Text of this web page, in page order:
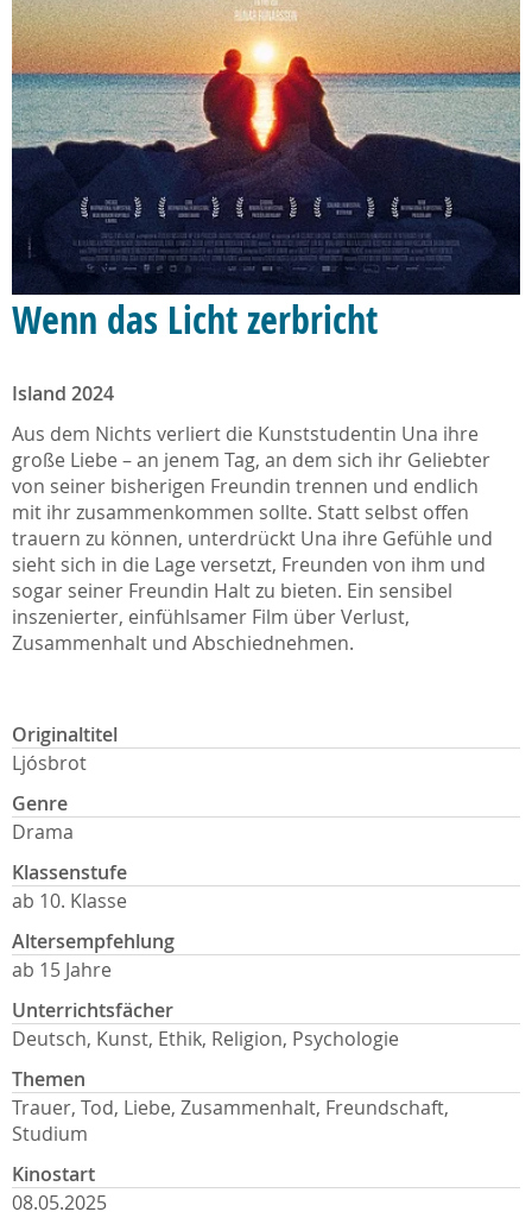
Wenn das Licht zerbricht
Island 2024
Aus dem Nichts verliert die Kunststudentin Una ihre
große Liebe – an jenem Tag, an dem sich ihr Geliebter
von seiner bisherigen Freundin trennen und endlich
mit ihr zusammenkommen sollte. Statt selbst offen
trauern zu können, unterdrückt Una ihre Gefühle und
sieht sich in die Lage versetzt, Freunden von ihm und
sogar seiner Freundin Halt zu bieten. Ein sensibel
inszenierter, einfühlsamer Film über Verlust,
Zusammenhalt und Abschiednehmen.
Originaltitel
Ljósbrot
Genre
Drama
Klassenstufe
ab 10. Klasse
Altersempfehlung
ab 15 Jahre
Unterrichtsfächer
Deutsch, Kunst, Ethik, Religion, Psychologie
Themen
Trauer, Tod, Liebe, Zusammenhalt, Freundschaft,
Studium
Kinostart
08.05.2025